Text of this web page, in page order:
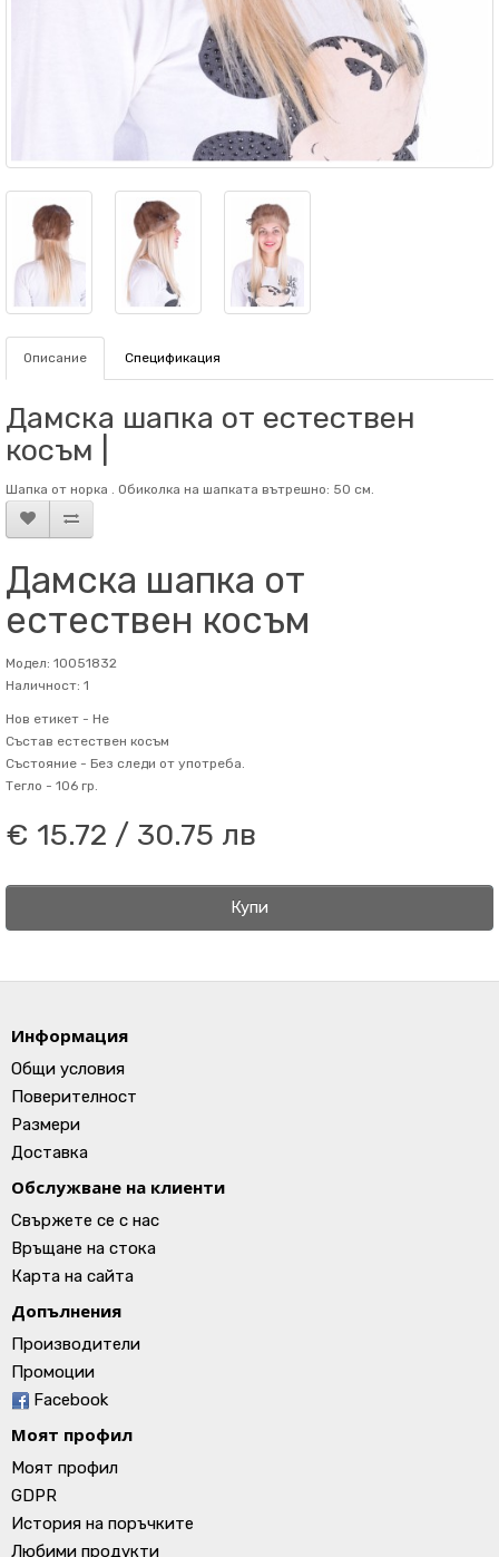
Описание Спецификация
Дамска шапка от естествен
косъм |
Шапка от норка . Обиколка на шапката вътрешно: 50 см.
Дамска шапка от
естествен косъм
Модел: 10051832
Наличност: 1
Нов етикет - Не
Състав естествен косъм
Състояние - Без следи от употреба.
Тегло - 106 гр.
€ 15.72 / 30.75 лв
Купи
Информация
Общи условия
Поверителност
Размери
Доставка
Обслужване на клиенти
Свържете се с нас
Връщане на стока
Карта на сайта
Допълнения
Производители
Промоции
Facebook
Моят профил
Моят профил
GDPR
История на поръчките
Любими продукти